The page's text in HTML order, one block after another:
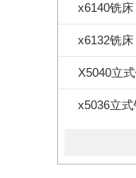
x6140铣床
x6132铣床
X5040立
x5036立